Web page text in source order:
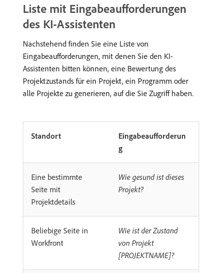
Liste mit Eingabeaufforderungen
des KI-Assistenten
Nachstehend finden Sie eine Liste von
Eingabeaufforderungen, mit denen Sie den KI-
Assistenten bitten können, eine Bewertung des
Projektzustands für ein Projekt, ein Programm oder
alle Projekte zu generieren, auf die Sie Zugriff haben.
Standort
Eingabeaufforderun
g
Eine bestimmte
Seite mit
Projektdetails
Wie gesund ist dieses
Projekt?
Beliebige Seite in
Workfront
Wie ist der Zustand
von Projekt
[PROJEKTNAME]?